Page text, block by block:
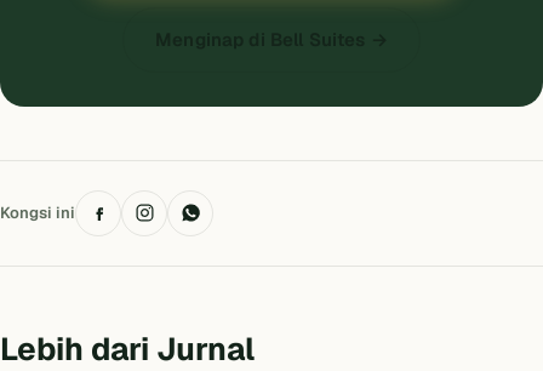
Kongsi ini
Lebih dari Jurnal